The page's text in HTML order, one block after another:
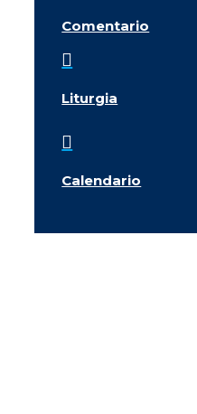
Comentario

Liturgia

Calendario